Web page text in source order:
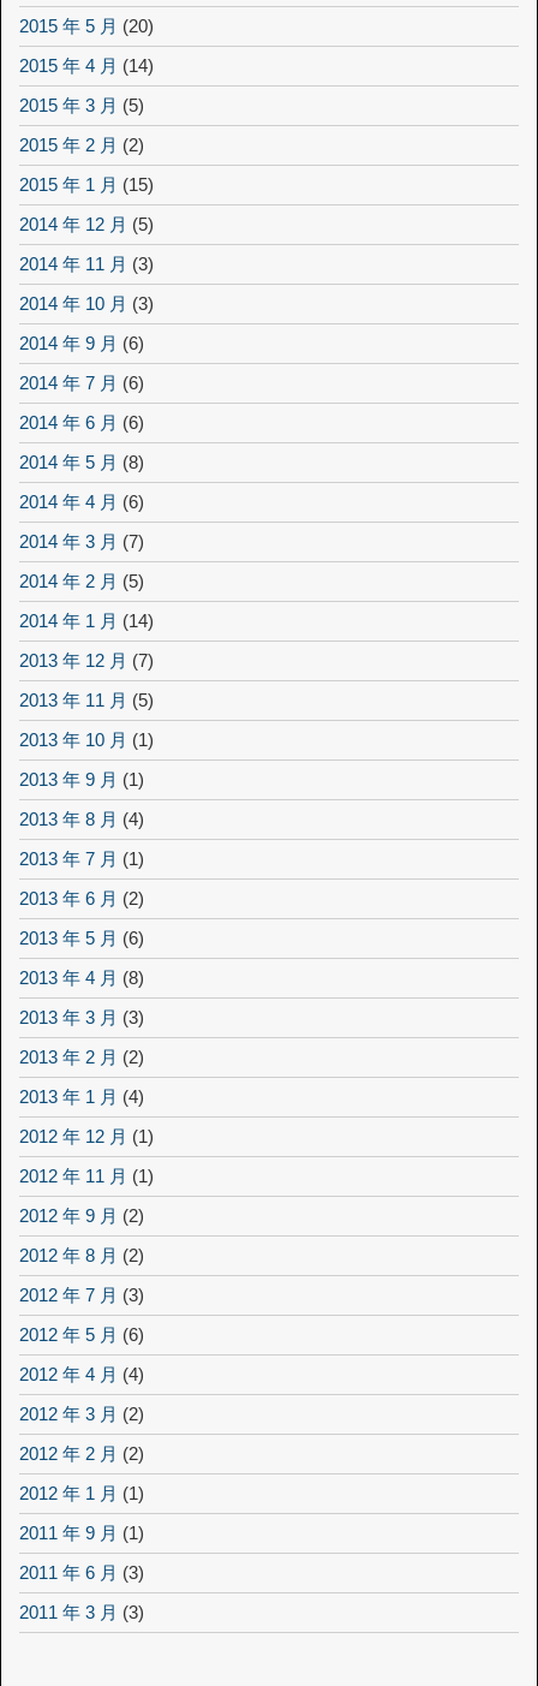
2015 年 5 月 (20)
2015 年 4 月 (14)
2015 年 3 月 (5)
2015 年 2 月 (2)
2015 年 1 月 (15)
2014 年 12 月 (5)
2014 年 11 月 (3)
2014 年 10 月 (3)
2014 年 9 月 (6)
2014 年 7 月 (6)
2014 年 6 月 (6)
2014 年 5 月 (8)
2014 年 4 月 (6)
2014 年 3 月 (7)
2014 年 2 月 (5)
2014 年 1 月 (14)
2013 年 12 月 (7)
2013 年 11 月 (5)
2013 年 10 月 (1)
2013 年 9 月 (1)
2013 年 8 月 (4)
2013 年 7 月 (1)
2013 年 6 月 (2)
2013 年 5 月 (6)
2013 年 4 月 (8)
2013 年 3 月 (3)
2013 年 2 月 (2)
2013 年 1 月 (4)
2012 年 12 月 (1)
2012 年 11 月 (1)
2012 年 9 月 (2)
2012 年 8 月 (2)
2012 年 7 月 (3)
2012 年 5 月 (6)
2012 年 4 月 (4)
2012 年 3 月 (2)
2012 年 2 月 (2)
2012 年 1 月 (1)
2011 年 9 月 (1)
2011 年 6 月 (3)
2011 年 3 月 (3)